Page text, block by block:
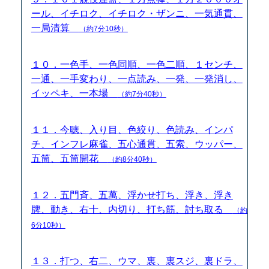
ール、イチロク、イチロク・ザンニ、一気通貫、
一局清算
（約7分10秒）
１０．一色手、一色同順、一色二順、１センチ、
一通、一手変わり、一点読み、一発、一発消し、
イッペキ、一本場
（約7分40秒）
１１．今聴、入り目、色絞り、色読み、インパ
チ、インフレ麻雀、五心通貫、五索、ウッパー、
五筒、五筒開花
（約8分40秒）
１２．五門斉、五萬、浮かせ打ち、浮き、浮き
牌、動き、右十、内切り、打ち筋、討ち取る
（約
6分10秒）
１３．打つ、右二、ウマ、裏、裏スジ、裏ドラ、